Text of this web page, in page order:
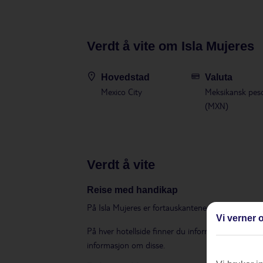
Verdt å vite om Isla Mujeres
Hovedstad
Mexico City
Valuta
Meksikansk
(MXN)
verdt å vite
Reise med handikap
På Isla Mujeres er fortauskantene høye enkelte
På hver hotellside finner du informasjon om
informasjon om disse.
Vi verner